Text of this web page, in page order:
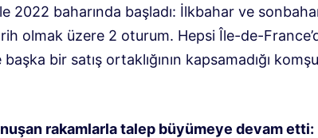
2022 baharında başladı: İlkbahar ve
olmak üzere 2 oturum. Hepsi Île-de-
bir satış ortaklığının kapsamadığı komşu
rakamlarla talep büyümeye devam etti: